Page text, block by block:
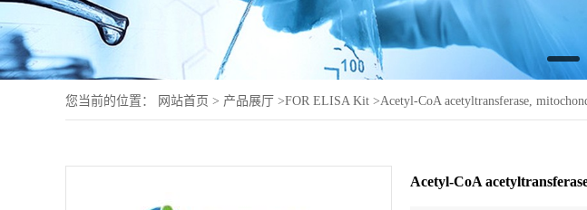
您当前的位置： 网站首页 > 产品展厅 >FOR ELISA Kit >Acetyl-CoA acetyltransferase,
Acetyl-CoA